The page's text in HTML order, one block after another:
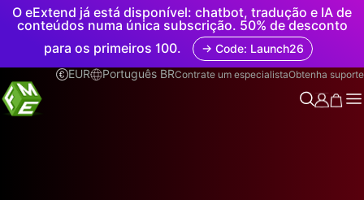
O eExtend já está disponível: chatbot, tradução e IA de
conteúdos numa única subscrição. 50% de desconto
para os primeiros 100.
→ Code: Launch26
EUR
Português BRContrate um especialistaObtenha suporte